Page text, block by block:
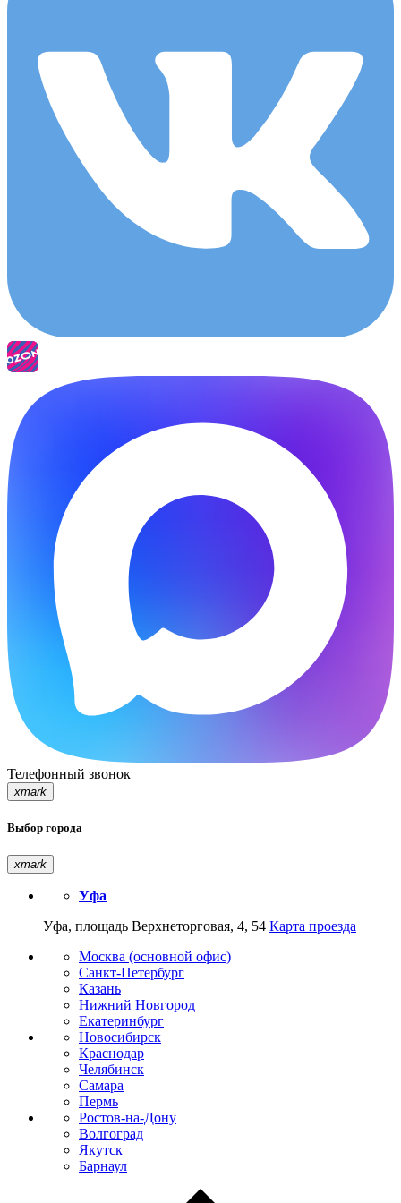
Телефонный звонок
xmark
Выбор города
xmark
Уфа
Уфа, площадь Верхнеторговая, 4, 54 Карта проезда
Москва (основной офис)
Санкт-Петербург
Казань
Нижний Новгород
Екатеринбург
Новосибирск
Краснодар
Челябинск
Самара
Пермь
Ростов-на-Дону
Волгоград
Якутск
Барнаул